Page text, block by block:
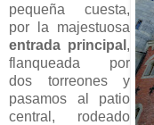
pequeña cuesta,
por la majestuosa
entrada principal ,
flanqueada por
dos torreones y
pasamos al patio
central, rodeado